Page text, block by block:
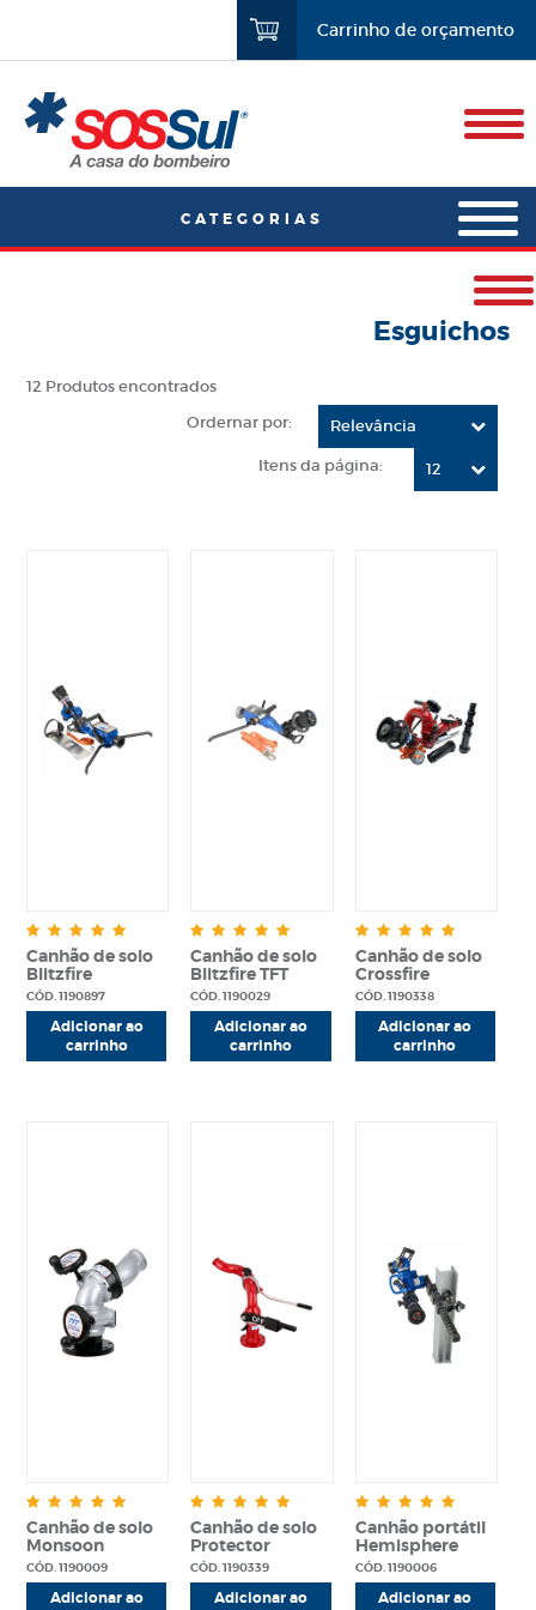
Carrinho de orçamento
Esguichos
12 Produtos encontrados
Ordernar por:
Relevância
Itens da página:
12
Canhão de solo
Blitzfire
CÓD. 1190897
Adicionar ao
carrinho
Canhão de solo
Blitzfire TFT
CÓD. 1190029
Adicionar ao
carrinho
Canhão de solo
Crossfire
CÓD. 1190338
Adicionar ao
carrinho
Canhão de solo
Monsoon
CÓD. 1190009
Adicionar ao
Canhão de solo
Protector
CÓD. 1190339
Adicionar ao
Canhão portátil
Hemisphere
CÓD. 1190006
Adicionar ao